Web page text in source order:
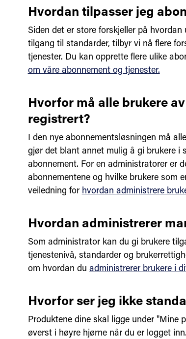
Hvordan tilpasser jeg
Siden det er store forskjeller på
tilgang til standarder, tilbyr vi nå flere
tjenester. Du kan opprette flere ulike
om våre abonnement og tjenester.
Hvorfor må alle brukere
registrert?
I den nye abonnementsløsningen må
gjør det blant annet mulig å gi brukere i
abonnement. For en administratorer er
abonnementene og hvilke brukere som
veiledning for hvordan administrere
Hvordan administrerer
Som administrator kan du gi brukere
tjenestenivå, standarder og
om hvordan du administrerer brukere i
Hvorfor ser jeg ikke
Produktene dine skal ligge under
øverst i høyre hjørne når du er logget